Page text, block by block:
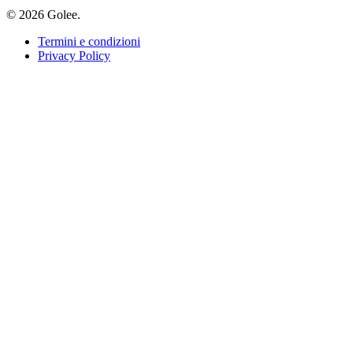
© 2026 Golee.
Termini e condizioni
Privacy Policy